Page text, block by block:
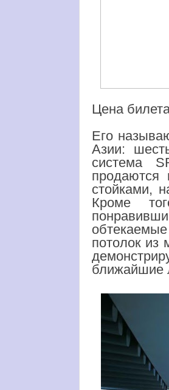
Цена
Его
Азии:
система
продаются
стойками,
Кроме
потолок из
ближайшие